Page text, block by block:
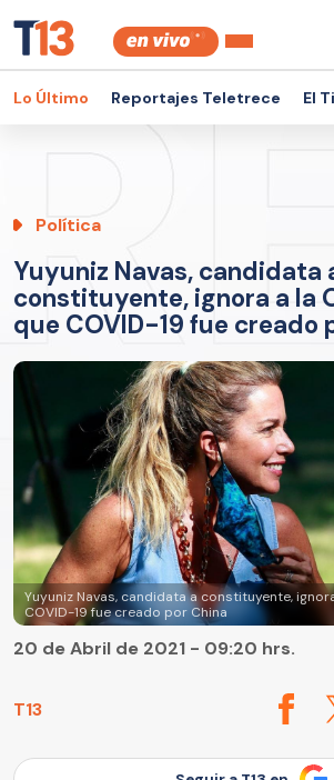
Lo Último Reportajes Teletrece El
Política
Yuyuniz Navas, candidata
constituyente, ignora a la
que COVID-19 fue creado
Yuyuniz Navas, candidata a constituyente,
COVID-19 fue creado por China
T13
20 de Abril de 2021 - 09:20 hrs.